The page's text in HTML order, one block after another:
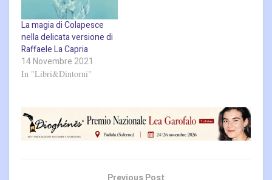
La magia di Colapesce
nella delicata versione di
Raffaele La Capria
14 Novembre 2021
In "Libri&Dintorni"